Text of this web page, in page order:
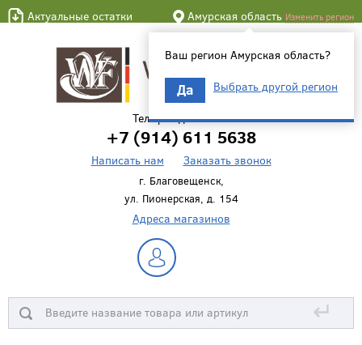
Актуальные остатки Амурская область Изменить регион
Ваш регион Амурская область?
Да Выбрать другой регион
Телефон для связи
+7 (914) 611 5638
Написать нам Заказать звонок
г. Благовещенск,
ул. Пионерская, д. 154
Адреса магазинов
↵